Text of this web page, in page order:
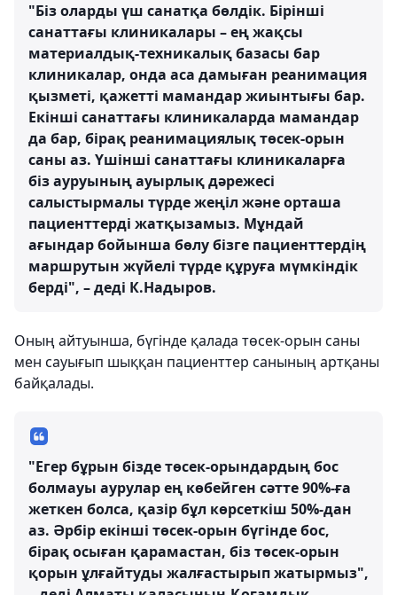
"Біз оларды үш санатқа бөлдік. Бірінші
санаттағы клиникалары – ең жақсы
материалдық-техникалық базасы бар
клиникалар, онда аса дамыған реанимация
қызметі, қажетті мамандар жиынтығы бар.
Екінші санаттағы клиникаларда мамандар
да бар, бірақ реанимациялық төсек-орын
саны аз. Үшінші санаттағы клиникаларға
біз ауруының ауырлық дәрежесі
салыстырмалы түрде жеңіл және орташа
пациенттерді жатқызамыз. Мұндай
ағындар бойынша бөлу бізге пациенттердің
маршрутын жүйелі түрде құруға мүмкіндік
берді", – деді К.Надыров.
Оның айтуынша, бүгінде қалада төсек-орын саны
мен сауығып шыққан пациенттер санының артқаны
байқалады.
"Егер бұрын бізде төсек-орындардың бос
болмауы аурулар ең көбейген сәтте 90%-ға
жеткен болса, қазір бұл көрсеткіш 50%-дан
аз. Әрбір екінші төсек-орын бүгінде бос,
бірақ осыған қарамастан, біз төсек-орын
қорын ұлғайтуды жалғастырып жатырмыз",